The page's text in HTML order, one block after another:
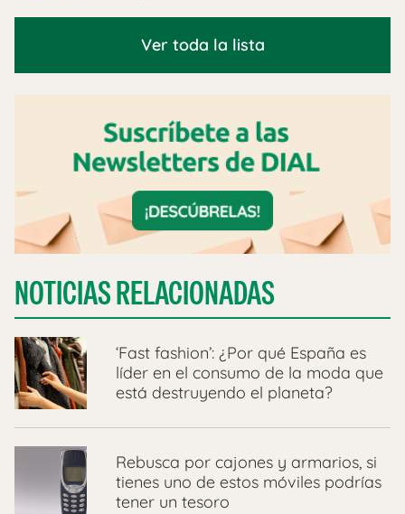
Ver toda la lista
NOTICIAS RELACIONADAS
‘Fast fashion’: ¿Por qué España es
líder en el consumo de la moda que
está destruyendo el planeta?
Rebusca por cajones y armarios, si
tienes uno de estos móviles podrías
tener un tesoro